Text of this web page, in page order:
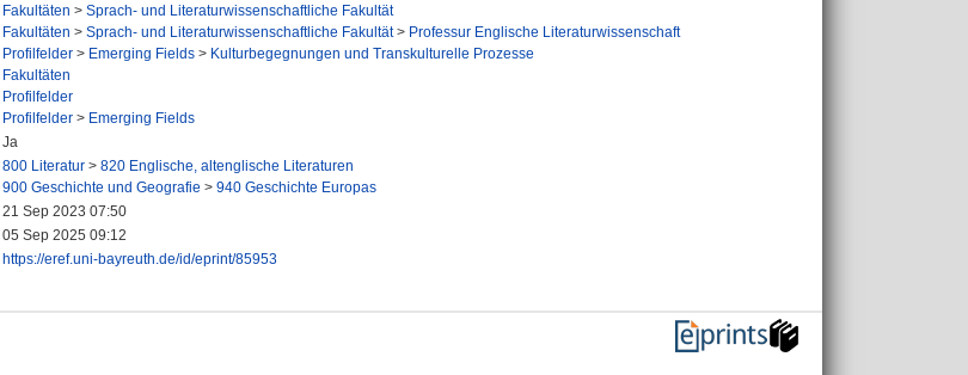
Fakultäten > Sprach- und Literaturwissenschaftliche Fakultät
Fakultäten > Sprach- und Literaturwissenschaftliche Fakultät> Professur Englische Literaturwissenschaft
Profilfelder > Emerging Fields > Kulturbegegnungen und Transkulturelle Prozesse
Fakultäten
Profilfelder
Profilfelder > Emerging Fields
Ja
800 Literatur > 820 Englische, altenglische Literaturen
900 Geschichte und Geografie > 940 Geschichte Europas
21 Sep 2023 07:50
05 Sep 2025 09:12
https://eref.uni-bayreuth.de/id/eprint/85953